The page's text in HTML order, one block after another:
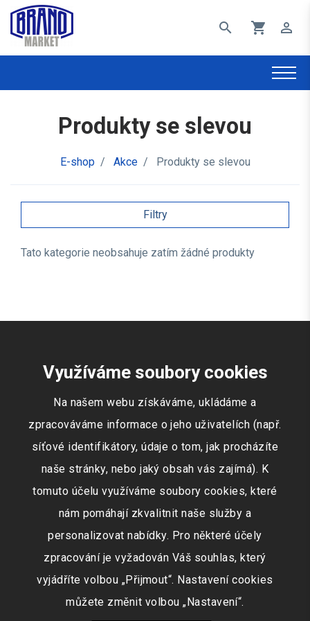
search shopping_cart perm_identity
Produkty se slevou
E-shop / Akce / Produkty se slevou
Filtry
Tato kategorie neobsahuje zatím žádné produkty
Využíváme soubory cookies
Na našem webu získáváme, ukládáme a
zpracováváme informace o jeho uživatelích (např.
síťové identifikátory, údaje o tom, jak procházíte
naše stránky, nebo jaký obsah vás zajímá). K
tomuto účelu využíváme soubory cookies, které
nám pomáhají zkvalitnit naše služby a
personalizovat nabídky. Pro některé účely
zpracování je vyžadován Váš souhlas, který
vyjádříte volbou „Přijmout“. Nastavení cookies
můžete změnit volbou „Nastavení“.